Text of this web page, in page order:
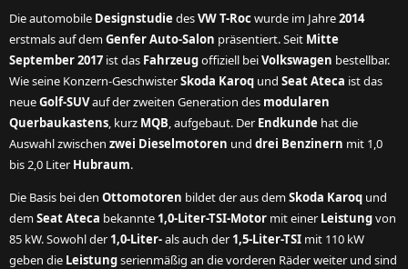
Die automobile Designstudie desVW T-Rocwurde im Jahre2014
erstmals auf demGenfer Auto-Salon präsentiert. Seit Mitte
September 2017 ist das Fahrzeugoffiziell beiVolkswagen bestellbar.
Wie seine Konzern-GeschwisterSkoda Karoq und Seat Ateca ist das
neueGolf-SUVauf der zweiten Generation des modularen
Querbaukastens, kurz MQB, aufgebaut. Der Endkunde hat die
Auswahl zwischen zwei Dieselmotoren und drei Benzinern mit 1,0
bis 2,0 Liter Hubraum.
Die Basis bei den Ottomotoren bildet der aus demSkoda Karoq und
demSeat Ateca bekannte 1,0-Liter-TSI-Motor mit einer Leistungvon
85 kW. Sowohl der 1,0-Liter-als auch der 1,5-Liter-TSI mit 110 kW
geben die Leistungserienmäßig an die vorderen Räder weiter und sind